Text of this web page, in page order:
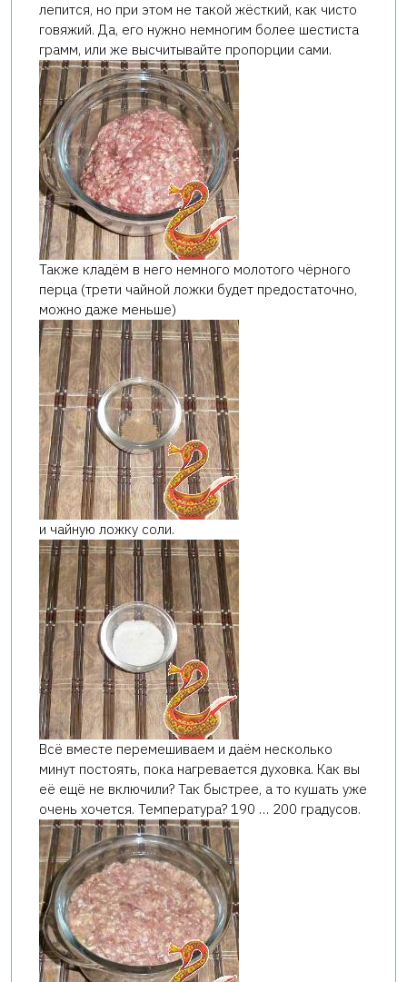
лепится, но при этом не такой жёсткий, как чисто
говяжий. Да, его нужно немногим более шестиста
грамм, или же высчитывайте пропорции сами.
Также кладём в него немного молотого чёрного
перца (трети чайной ложки будет предостаточно,
можно даже меньше)
и чайную ложку соли.
Всё вместе перемешиваем и даём несколько
минут постоять, пока нагревается духовка. Как вы
её ещё не включили? Так быстрее, а то кушать уже
очень хочется. Температура? 190 … 200 градусов.